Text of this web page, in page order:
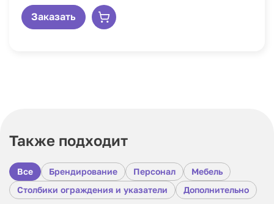
Заказать
Также подходит
Все Брендирование Персонал
Мебель
Столбики ограждения и указатели
Дополнительно